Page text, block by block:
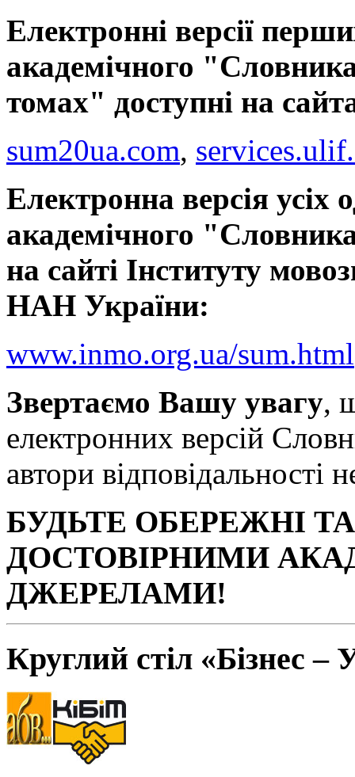
Електронні версії
академічного
томах" доступні на
sum20ua.com,
Електронна версія усіх
академічного
на сайті Інституту
НАН України:
www.inmo.org.ua/sum.html
Звертаємо Вашу увагу,
електронних версій
автори відповідальності
БУДЬТЕ ОБЕРЕЖНІ
ДОСТОВІРНИМИ
ДЖЕРЕЛАМИ!
Круглий стіл «Бізнес –